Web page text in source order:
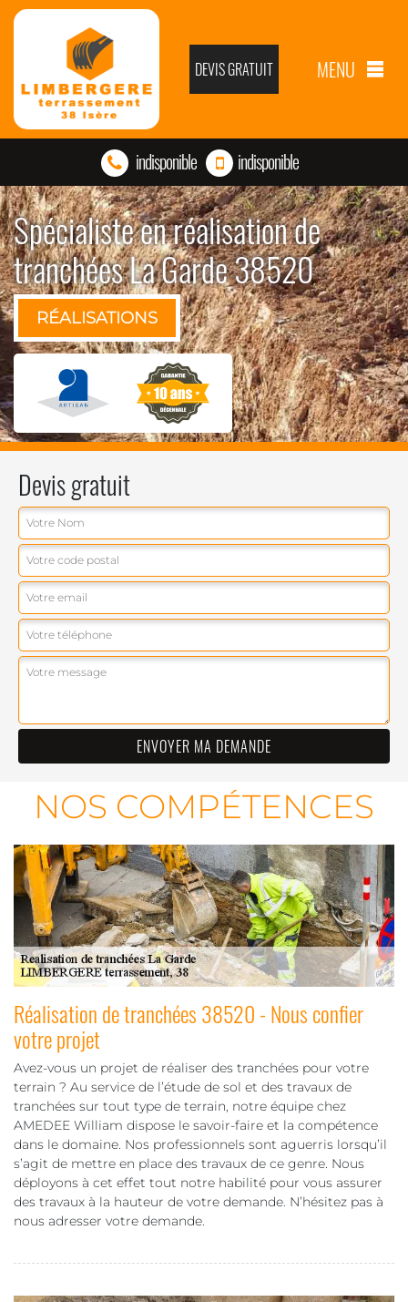
DEVIS GRATUIT MENU
indisponible indisponible
Spécialiste en réalisation de
tranchées La Garde 38520
RÉALISATIONS
Devis gratuit
NOS COMPÉTENCES
Réalisation de tranchées 38520 - Nous confier
votre projet
Avez-vous un projet de réaliser des tranchées pour votre
terrain ? Au service de l’étude de sol et des travaux de
tranchées sur tout type de terrain, notre équipe chez
AMEDEE William dispose le savoir-faire et la compétence
dans le domaine. Nos professionnels sont aguerris lorsqu’il
s’agit de mettre en place des travaux de ce genre. Nous
déployons à cet effet tout notre habilité pour vous assurer
des travaux à la hauteur de votre demande. N’hésitez pas à
nous adresser votre demande.